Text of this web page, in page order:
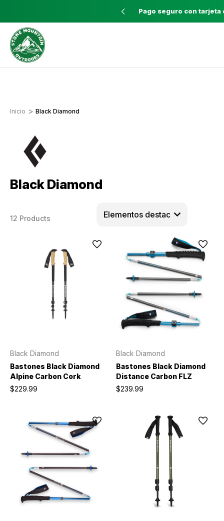
GRATIS con pedidos mayores a $60 Pago seguro con tarjeta
Inicio Black Diamond
Black Diamond
12 Products
Black Diamond
Bastones Black Diamond
Alpine Carbon Cork
$229.99
Black Diamond
Bastones Black Diamond
Distance Carbon FLZ
$239.99